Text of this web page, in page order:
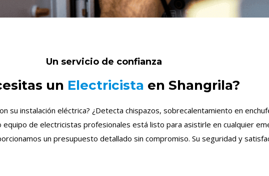
Un servicio de confianza
un Electricista en Shangrila?
su instalación eléctrica? ¿Detecta chispazos, sobrecalentamiento en
de electricistas profesionales está listo para asistirle en cualquier
un presupuesto detallado sin compromiso. Su seguridad y